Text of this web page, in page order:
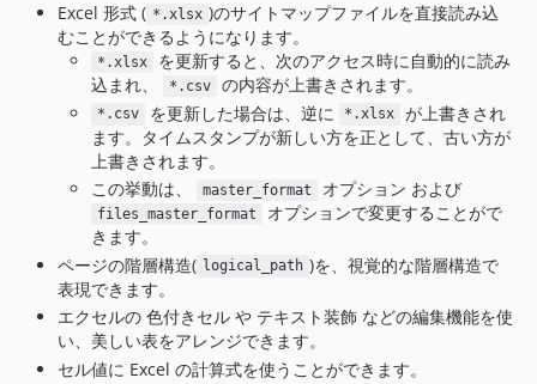
Excel 形式 ( *.xlsx )のサイトマップファイルを直接読み込
むことができるようになります。
*.xlsx
を更新すると、次のアクセス時に自動的に読み
込まれ、
*.csv の内容が上書きされます。
*.csv を更新した場合は、逆に *.xlsx
が上書きされ
ます。タイムスタンプが新しい方を正として、古い方が
上書きされます。
この挙動は、
master_format オプション および
files_master_format
オプションで変更することがで
きます。
ページの階層構造( logical_path )を、視覚的な階層構造で
表現できます。
エクセルの 色付きセル や テキスト装飾 などの編集機能を使
い、美しい表をアレンジできます。
セル値に Excel の計算式を使うことができます。